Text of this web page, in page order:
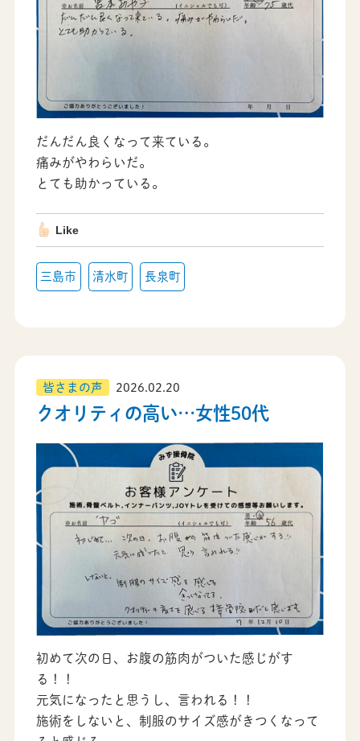
だんだん良くなって来ている。
痛みがやわらいだ。
とても助かっている。
Like
三島市 清水町 長泉町
皆さまの声 2026.02.20
クオリティの高い…女性50代
初めて次の日、お腹の筋肉がついた感じがす
る！！
元気になったと思うし、言われる！！
施術をしないと、制服のサイズ感がきつくなって